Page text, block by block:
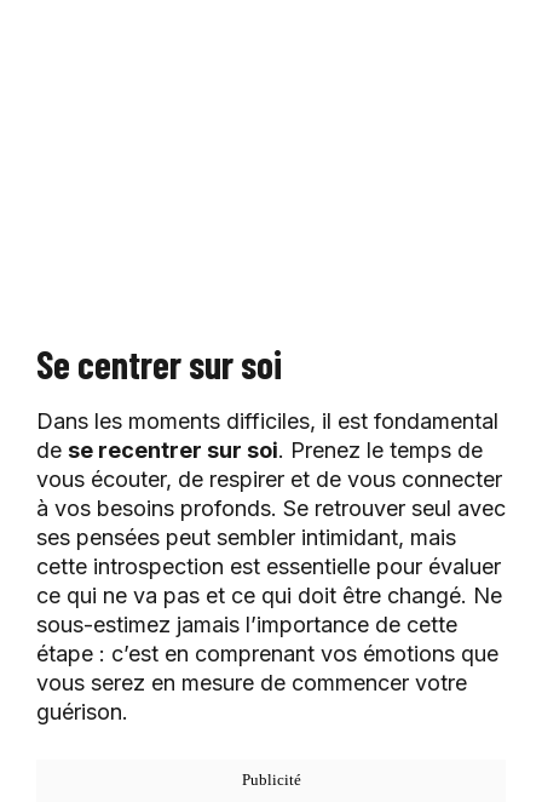
Se centrer sur soi
Dans les moments difficiles, il est fondamental
de se recentrer sur soi. Prenez le temps de
vous écouter, de respirer et de vous connecter
à vos besoins profonds. Se retrouver seul avec
ses pensées peut sembler intimidant, mais
cette introspection est essentielle pour évaluer
ce qui ne va pas et ce qui doit être changé. Ne
sous-estimez jamais l’importance de cette
étape : c’est en comprenant vos émotions que
vous serez en mesure de commencer votre
guérison.